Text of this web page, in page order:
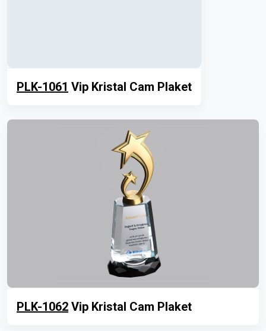
PLK-1061 Vip Kristal Cam Plaket
PLK-1062 Vip Kristal Cam Plaket